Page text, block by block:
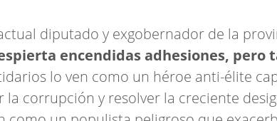
diputado y exgobernador de la
encendidas adhesiones, pero
lo ven como un héroe anti-élite
la corrupción y resolver la creciente